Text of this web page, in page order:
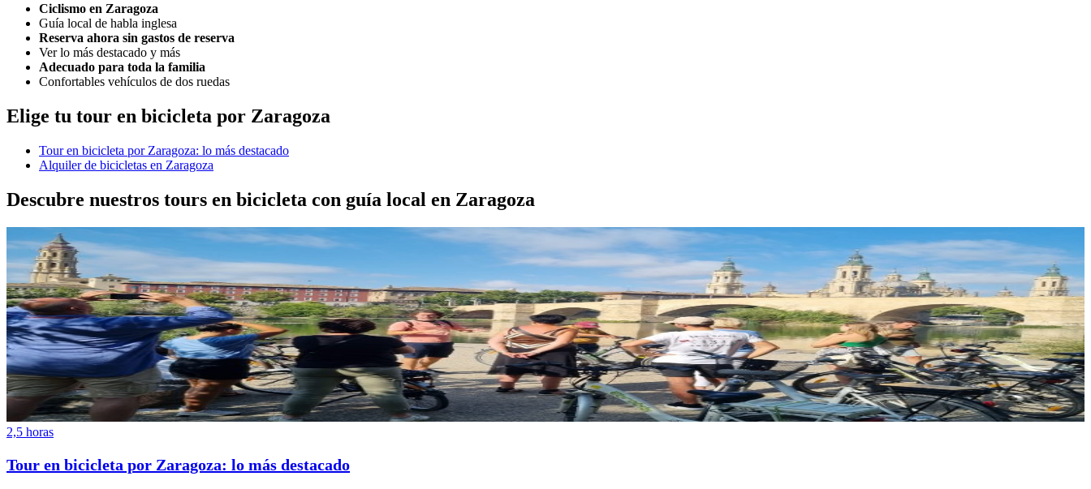
Ciclismo en Zaragoza
Guía local de habla inglesa
Reserva ahora sin gastos de reserva
Ver lo más destacado y más
Adecuado para toda la familia
Confortables vehículos de dos ruedas
Elige tu tour en bicicleta por Zaragoza
Tour en bicicleta por Zaragoza: lo más destacado
Alquiler de bicicletas en Zaragoza
Descubre nuestros tours en bicicleta con guía local en Zaragoza
2,5 horas
Tour en bicicleta por Zaragoza: lo más destacado